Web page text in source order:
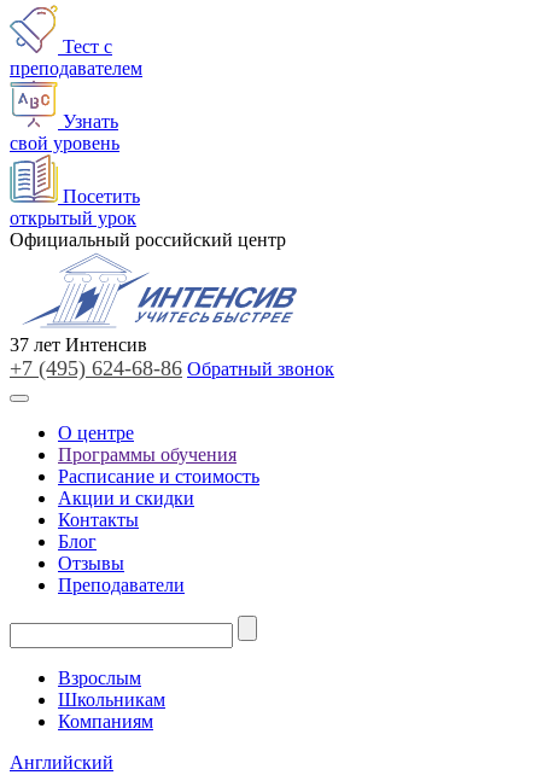
Тест с
преподавателем
Узнать
свой уровень
Посетить
открытый урок
Официальный российский центр
37 лет Интенсив
+7 (495) 624-68-86 Обратный звонок
О центре
Программы обучения
Расписание и стоимость
Акции и скидки
Контакты
Блог
Отзывы
Преподаватели
Взрослым
Школьникам
Компаниям
Английский